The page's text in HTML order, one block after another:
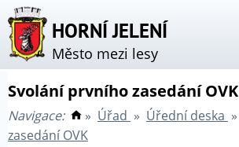
HORNÍ JELENÍ
Město mezi lesy
Svolání prvního zasedání OVK
Navigace: » Úřad » Úřední deska »
zasedání OVK